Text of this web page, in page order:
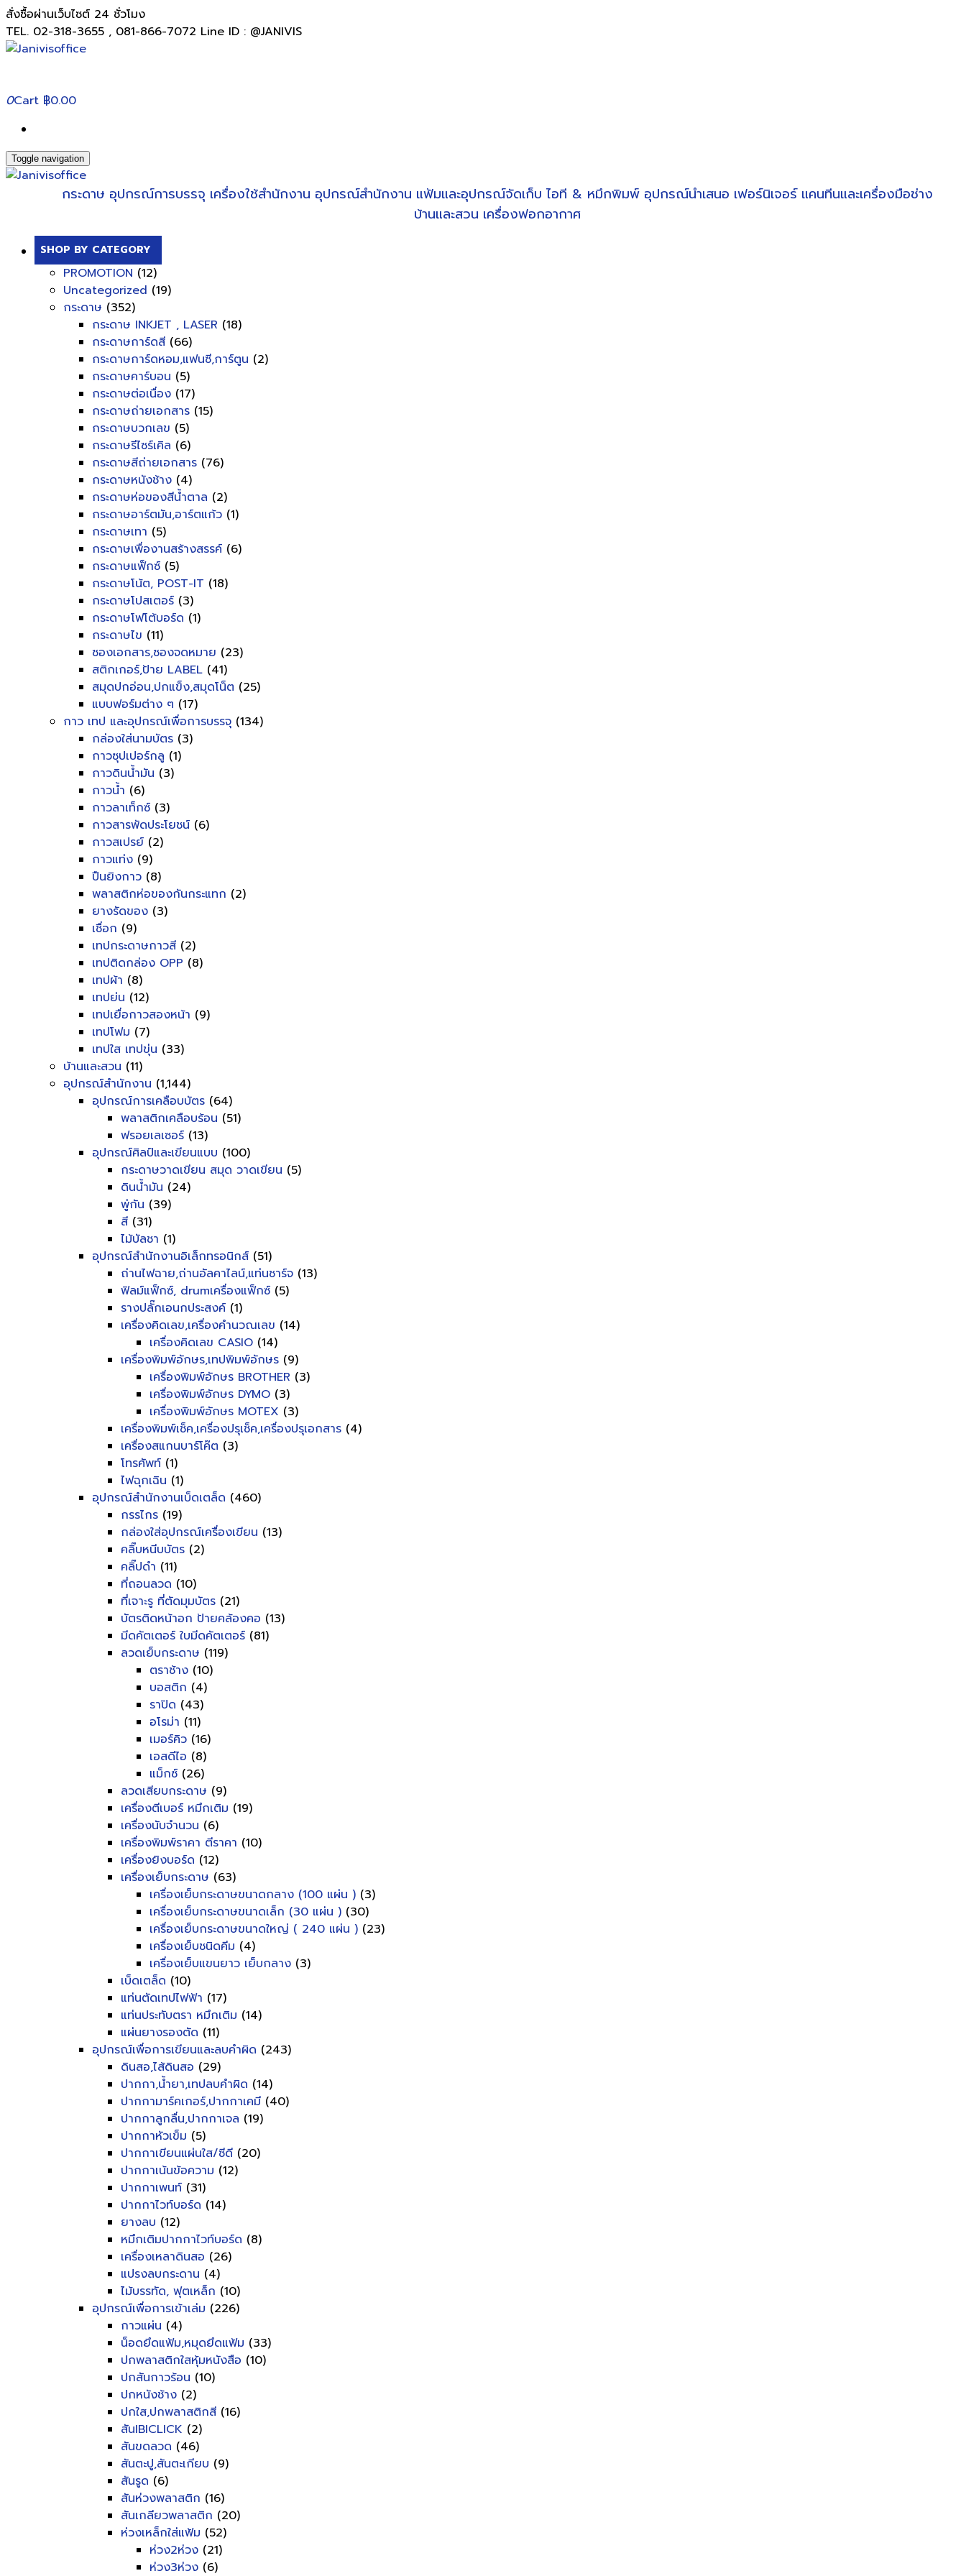
สั่งซื้อผ่านเว็บไซต์ 24 ชั่วโมง
TEL. 02-318-3655 , 081-866-7072 Line ID : @JANIVIS
0Cart ฿0.00
Toggle navigation
กระดาษ อุปกรณ์การบรรจุ เครื่องใช้สำนักงาน อุปกรณ์สำนักงาน แฟ้มและอุปกรณ์จัดเก็บ ไอที & หมึกพิมพ์ อุปกรณ์นำเสนอ เฟอร์นิเจอร์ แคนทีนและเครื่องมือช่าง
บ้านและสวน เครื่องฟอกอากาศ
SHOP BY CATEGORY
PROMOTION (12)
Uncategorized (19)
กระดาษ (352)
กระดาษ INKJET , LASER (18)
กระดาษการ์ดสี (66)
กระดาษการ์ดหอม,แฟนซี,การ์ตูน (2)
กระดาษคาร์บอน (5)
กระดาษต่อเนื่อง (17)
กระดาษถ่ายเอกสาร (15)
กระดาษบวกเลข (5)
กระดาษรีไซร์เคิล (6)
กระดาษสีถ่ายเอกสาร (76)
กระดาษหนังช้าง (4)
กระดาษห่อของสีน้ำตาล (2)
กระดาษอาร์ตมัน,อาร์ตแก้ว (1)
กระดาษเทา (5)
กระดาษเพื่องานสร้างสรรค์ (6)
กระดาษแฟ็กซ์ (5)
กระดาษโน้ต, POST-IT (18)
กระดาษโปสเตอร์ (3)
กระดาษโฟโต้บอร์ด (1)
กระดาษไข (11)
ซองเอกสาร,ซองจดหมาย (23)
สติกเกอร์,ป้าย LABEL (41)
สมุดปกอ่อน,ปกแข็ง,สมุดโน็ต (25)
แบบฟอร์มต่าง ๆ (17)
กาว เทป และอุปกรณ์เพื่อการบรรจุ (134)
กล่องใส่นามบัตร (3)
กาวซุปเปอร์กลู (1)
กาวดินน้ำมัน (3)
กาวน้ำ (6)
กาวลาเท็กซ์ (3)
กาวสารพัดประโยชน์ (6)
กาวสเปรย์ (2)
กาวแท่ง (9)
ปืนยิงกาว (8)
พลาสติกห่อของกันกระแทก (2)
ยางรัดของ (3)
เชื่อก (9)
เทปกระดาษกาวสี (2)
เทปติดกล่อง OPP (8)
เทปผ้า (8)
เทปย่น (12)
เทปเยื่อกาวสองหน้า (9)
เทปโฟม (7)
เทปใส เทปขุ่น (33)
บ้านและสวน (11)
อุปกรณ์สำนักงาน (1,144)
อุปกรณ์การเคลือบบัตร (64)
พลาสติกเคลือบร้อน (51)
ฟรอยเลเซอร์ (13)
อุปกรณ์ศิลป์และเขียนแบบ (100)
กระดาษวาดเขียน สมุด วาดเขียน (5)
ดินน้ำมัน (24)
พู่กัน (39)
สี (31)
ไม้บัลชา (1)
อุปกรณ์สำนักงานอิเล็กทรอนิกส์ (51)
ถ่านไฟฉาย,ถ่านอัลคาไลน์,แท่นชาร์จ (13)
ฟิลม์แฟ็กซ์, drumเครื่องแฟ็กซ์ (5)
รางปลั๊กเอนกประสงค์ (1)
เครื่องคิดเลข,เครื่องคำนวณเลข (14)
เครื่องคิดเลข CASIO (14)
เครื่องพิมพ์อักษร,เทปพิมพ์อักษร (9)
เครื่องพิมพ์อักษร BROTHER (3)
เครื่องพิมพ์อักษร DYMO (3)
เครื่องพิมพ์อักษร MOTEX (3)
เครื่องพิมพ์เช็ค,เครื่องปรุเช็ค,เครื่องปรุเอกสาร (4)
เครื่องสแกนบาร์โค๊ต (3)
โทรศัพท์ (1)
ไฟฉุกเฉิน (1)
อุปกรณ์สำนักงานเบ็ดเตล็ด (460)
กรรไกร (19)
กล่องใส่อุปกรณ์เครื่องเขียน (13)
คลิ๊บหนีบบัตร (2)
คลิ๊ปดำ (11)
ที่ถอนลวด (10)
ที่เจาะรู ที่ตัดมุมบัตร (21)
บัตรติดหน้าอก ป้ายคล้องคอ (13)
มีดคัตเตอร์ ใบมีดคัตเตอร์ (81)
ลวดเย็บกระดาษ (119)
ตราช้าง (10)
บอสติก (4)
ราปิด (43)
อโรม่า (11)
เมอร์คิว (16)
เอสดีไอ (8)
แม็กซ์ (26)
ลวดเสียบกระดาษ (9)
เครื่องตีเบอร์ หมึกเติม (19)
เครื่องนับจำนวน (6)
เครื่องพิมพ์ราคา ตีราคา (10)
เครื่องยิงบอร์ด (12)
เครื่องเย็บกระดาษ (63)
เครื่องเย็บกระดาษขนาดกลาง (100 แผ่น ) (3)
เครื่องเย็บกระดาษขนาดเล็ก (30 แผ่น ) (30)
เครื่องเย็บกระดาษขนาดใหญ่ ( 240 แผ่น ) (23)
เครื่องเย็บชนิดคีม (4)
เครื่องเย็บแขนยาว เย็บกลาง (3)
เบ็ดเตล็ด (10)
แท่นตัดเทปไฟฟ้า (17)
แท่นประทับตรา หมึกเติม (14)
แผ่นยางรองตัด (11)
อุปกรณ์เพื่อการเขียนและลบคำผิด (243)
ดินสอ,ไส้ดินสอ (29)
ปากกา,น้ำยา,เทปลบคำผิด (14)
ปากกามาร์คเกอร์,ปากกาเคมี (40)
ปากกาลูกลื่น,ปากกาเจล (19)
ปากกาหัวเข็ม (5)
ปากกาเขียนแผ่นใส/ซีดี (20)
ปากกาเน้นข้อความ (12)
ปากกาเพนท์ (31)
ปากกาไวท์บอร์ด (14)
ยางลบ (12)
หมึกเติมปากกาไวท์บอร์ด (8)
เครื่องเหลาดินสอ (26)
แปรงลบกระดาน (4)
ไม้บรรทัด, ฟุตเหล็ก (10)
อุปกรณ์เพื่อการเข้าเล่ม (226)
กาวแผ่น (4)
น็อดยึดแฟ้ม,หมุดยึดแฟ้ม (33)
ปกพลาสติกใสหุ้มหนังสือ (10)
ปกสันกาวร้อน (10)
ปกหนังช้าง (2)
ปกใส,ปกพลาสติกสี (16)
สันIBICLICK (2)
สันขดลวด (46)
สันตะปู,สันตะเกียบ (9)
สันรูด (6)
สันห่วงพลาสติก (16)
สันเกลียวพลาสติก (20)
ห่วงเหล็กใส่แฟ้ม (52)
ห่วง2ห่วง (21)
ห่วง3ห่วง (6)